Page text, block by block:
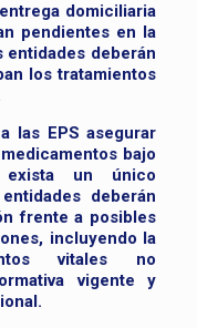
domiciliaria
pendientes en la
entidades deberán
los tratamientos
las EPS asegurar
bajo
exista un único
deberán
frente a posibles
incluyendo la
vitales no
vigente y